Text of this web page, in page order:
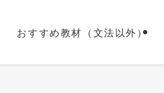
おすすめ教材（文法以外）